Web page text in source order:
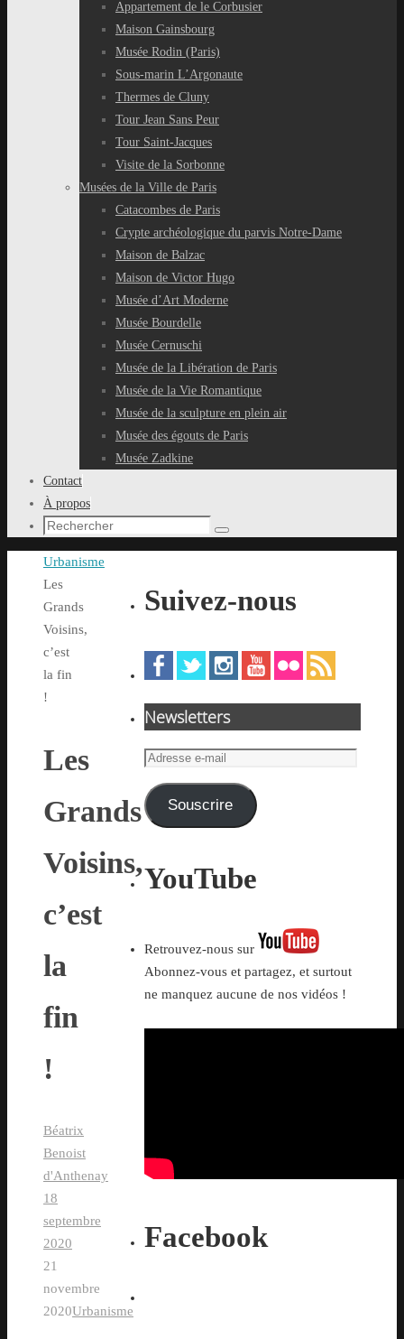
Appartement de le Corbusier
Maison Gainsbourg
Musée Rodin (Paris)
Sous-marin L’Argonaute
Thermes de Cluny
Tour Jean Sans Peur
Tour Saint-Jacques
Visite de la Sorbonne
Musées de la Ville de Paris
Catacombes de Paris
Crypte archéologique du parvis Notre-Dame
Maison de Balzac
Maison de Victor Hugo
Musée d’Art Moderne
Musée Bourdelle
Musée Cernuschi
Musée de la Libération de Paris
Musée de la Vie Romantique
Musée de la sculpture en plein air
Musée des égouts de Paris
Musée Zadkine
Contact
À propos
Recherche
:
Rechercher
Accueil
Urbanisme
Les
Grands
Voisins,
c’est
la fin
!
Les
Grands
Voisins,
c’est
la
fin
!
Béatrix
Benoist
d'Anthenay
18
septembre
2020
21
novembre
2020Urbanisme
Suivez-nous
Newsletters
Adresse
mail Souscrire
YouTube
Retrouvez-nous sur
Abonnez-vous et partagez, et surtout
ne manquez aucune de nos vidéos !
Facebook